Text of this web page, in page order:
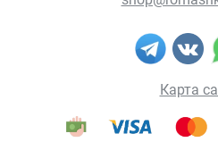
Карта